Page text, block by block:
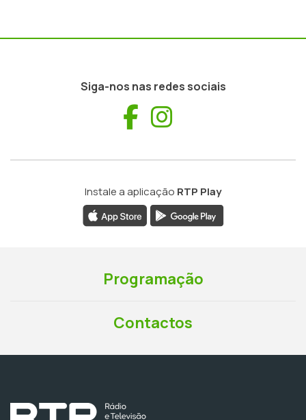
Siga-nos nas redes sociais
Facebook
Instale a aplicação RTP Play
Programação
Contactos